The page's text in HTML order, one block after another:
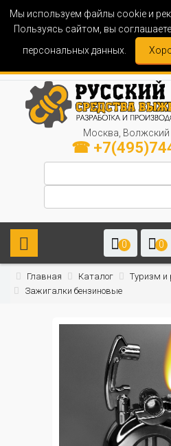
Мы используем файлы cookie и
Пользуясь сайтом, вы
персональных данных.
Москва, Волжский
☎
0 0
Главная Каталог Туризм и
Зажигалки бензиновые